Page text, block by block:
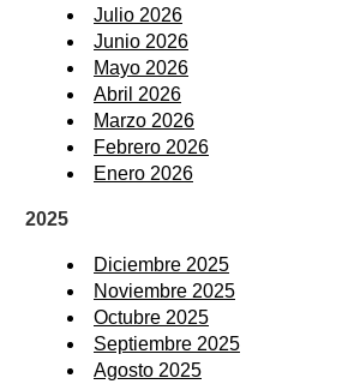
Julio 2026
Junio 2026
Mayo 2026
Abril 2026
Marzo 2026
Febrero 2026
Enero 2026
2025
Diciembre 2025
Noviembre 2025
Octubre 2025
Septiembre 2025
Agosto 2025